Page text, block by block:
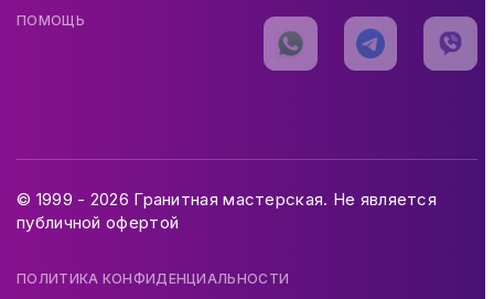
ПОМОЩЬ
© 1999 - 2026 Гранитная мастерская. Не является
публичной офертой
ПОЛИТИКА КОНФИДЕНЦИАЛЬНОСТИ